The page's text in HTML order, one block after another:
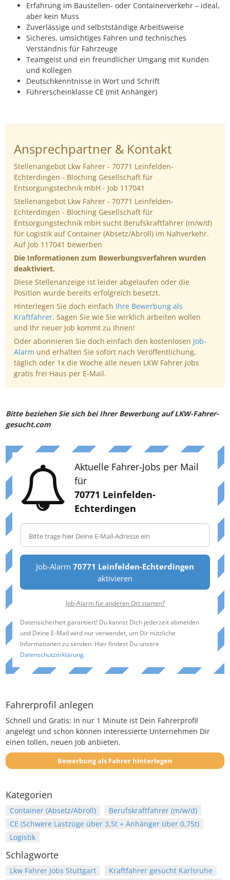
Erfahrung im Baustellen- oder Containerverkehr – ideal,
aber kein Muss
Zuverlässige und selbstständige Arbeitsweise
Sicheres, umsichtiges Fahren und technisches
Verständnis für Fahrzeuge
Teamgeist und ein freundlicher Umgang mit Kunden
und Kollegen
Deutschkenntnisse in Wort und Schrift
Führerscheinklasse CE (mit Anhänger)
Ansprechpartner & Kontakt
Stellenangebot Lkw Fahrer - 70771 Leinfelden-
Echterdingen - Bloching Gesellschaft für
Entsorgungstechnik mbH - Job 117041
Stellenangebot Lkw Fahrer - 70771 Leinfelden-
Echterdingen - Bloching Gesellschaft für
Entsorgungstechnik mbH sucht Berufskraftfahrer (m/w/d)
für Logistik auf Container (Absetz/Abroll) im Nahverkehr.
Auf Job 117041 bewerben
Die Informationen zum Bewerbungsverfahren wurden
deaktiviert.
Diese Stellenanzeige ist leider abgelaufen oder die
Position wurde bereits erfolgreich besetzt.
Hinterlegen Sie doch einfach Ihre Bewerbung als
Kraftfahrer. Sagen Sie wie Sie wirklich arbeiten wollen
und Ihr neuer Job kommt zu Ihnen!
Oder abonnieren Sie doch einfach den kostenlosen Job-
Alarm und erhalten Sie sofort nach Veröffentlichung,
täglich oder 1x die Woche alle neuen LKW Fahrer Jobs
gratis frei Haus per E-Mail.
Bitte beziehen Sie sich bei Ihrer Bewerbung auf LKW-Fahrer-
gesucht.com
Aktuelle Fahrer-Jobs per Mail
für
70771 Leinfelden-
Echterdingen
Job-Alarm 70771 Leinfelden-Echterdingen
aktivieren
Job-Alarm für anderen Ort starten?
Datensicherheit garantiert! Du kannst Dich jederzeit abmelden
und Deine E-Mail wird nur verwendet, um Dir nützliche
Informationen zu senden. Hier findest Du unsere
Datenschutzerklärung.
Fahrerprofil anlegen
Schnell und Gratis: In nur 1 Minute ist Dein Fahrerprofil
angelegt und schon können interessierte Unternehmen Dir
einen tollen, neuen Job anbieten.
Bewerbung als Fahrer hinterlegen
Kategorien
Container (Absetz/Abroll)
Berufskraftfahrer (m/w/d)
CE (Schwere Lastzüge über 3,5t + Anhänger über 0,75t)
Logistik
Schlagworte
Lkw Fahrer Jobs Stuttgart
Kraftfahrer gesucht Karlsruhe